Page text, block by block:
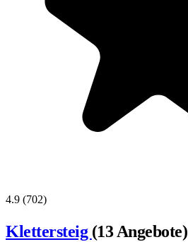
4.9 (702)
Klettersteig (13 Angebote)